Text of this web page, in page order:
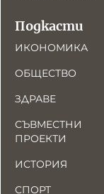
Подкасти
ИКОНОМИКА
ОБЩЕСТВО
ЗДРАВЕ
СЪВМЕСТНИ
ПРОЕКТИ
ИСТОРИЯ
СПОРТ